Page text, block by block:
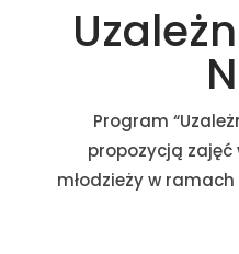
Program
propozycją
młodzieży w